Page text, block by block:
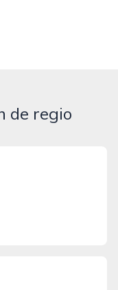
de regio